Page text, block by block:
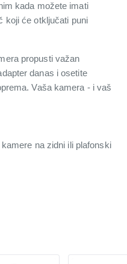
kada možete imati
koji će otključati puni
propusti važan
danas i osetite
Vaša kamera - i vaš
na zidni ili plafonski